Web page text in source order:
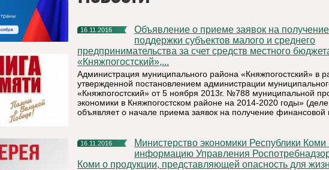
16.11.2016
Объявление о приеме заявок на получение финансовой
поддержки субъектов малого и среднего
предпринимательства за счет средств местного
«Княжпогостский»,...
Администрация муниципального района «Княжпогостский» в
утвержденной постановлением администрации
«Княжпогостский» от 5 ноября 2013г. №788 муниципальной
экономики в Княжпогостском районе на 2014-2020 годы»
объявляет о начале приема заявок на получение финансовой
16.11.2016
Министерство экономики Республики Коми направляет
информацию Управления
Коми о продукции, представляющей опасность для